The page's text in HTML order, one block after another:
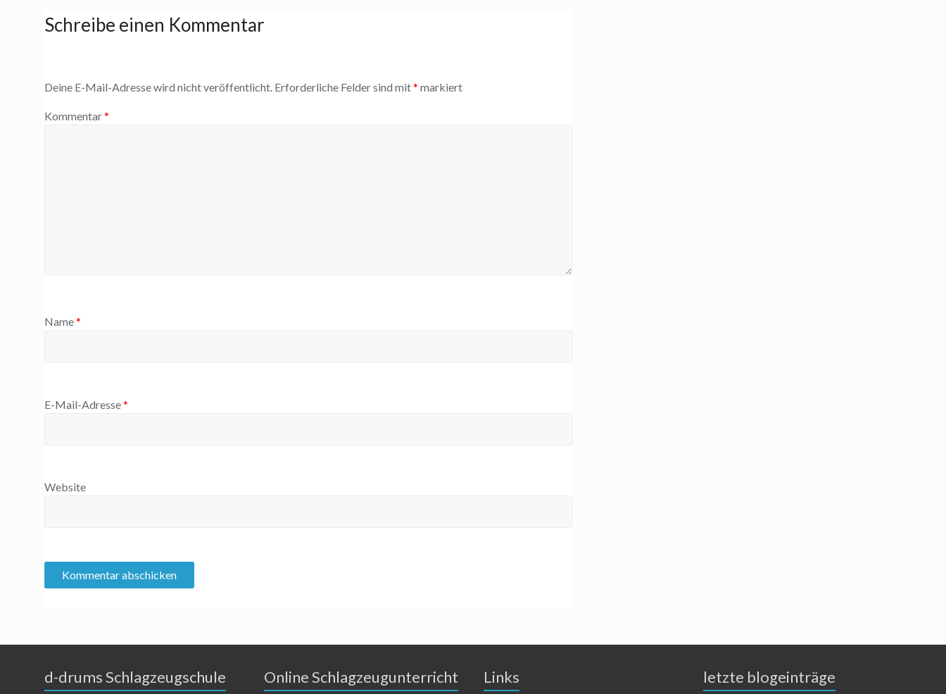
Schreibe einen Kommentar
Deine E-Mail-Adresse wird nicht veröffentlicht. Erforderliche Felder sind mit* markiert
Kommentar*
Name*
E-Mail-Adresse*
Website
d-drums Schlagzeugschule Online Schlagzeugunterricht Links letzte blogeinträge